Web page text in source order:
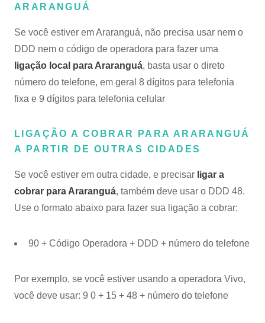
ARARANGUÁ
Se você estiver em Araranguá, não precisa usar nem o
DDD nem o código de operadora para fazer uma
ligação local para Araranguá, basta usar o direto
número do telefone, em geral 8 dígitos para telefonia
fixa e 9 dígitos para telefonia celular
LIGAÇÃO A COBRAR PARA ARARANGUÁ
A PARTIR DE OUTRAS CIDADES
Se você estiver em outra cidade, e precisar ligar a
cobrar para Araranguá, também deve usar o DDD 48.
Use o formato abaixo para fazer sua ligação a cobrar:
90 + Código Operadora + DDD + número do telefone
Por exemplo, se você estiver usando a operadora Vivo,
você deve usar: 9 0 + 15 + 48 + número do telefone